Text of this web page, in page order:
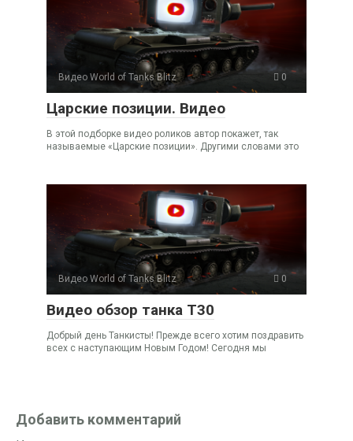
Видео World of Tanks Blitz 0
Царские позиции. Видео
В этой подборке видео роликов автор покажет, так
называемые «Царские позиции». Другими словами это
Видео World of Tanks Blitz 0
Видео обзор танка Т30
Добрый день Танкисты! Прежде всего хотим поздравить
всех с наступающим Новым Годом! Сегодня мы
Добавить комментарий